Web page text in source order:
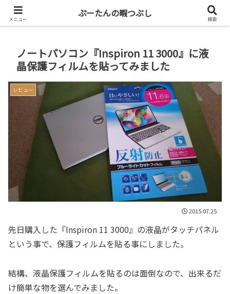
共働き二人暮らしを楽しもう
ノートパソコン『Inspiron 11 3000』に液
晶保護フィルムを貼ってみました
レビュー
2015.07.25
先日購入した『Inspiron 11 3000』の液晶がタッチパネル
という事で、保護フィルムを貼る事にしました。
結構、液晶保護フィルムを貼るのは面倒なので、出来るだ
け簡単な物を選んでみました。
メニュー
ぷーたんの暇つぶし
検索